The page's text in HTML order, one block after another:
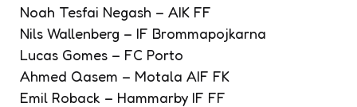
Noah Tesfai Negash – AIK FF
Nils Wallenberg – IF Brommapojkarna
Lucas Gomes – FC Porto
Ahmed Qasem – Motala AIF FK
Emil Roback – Hammarby IF FF